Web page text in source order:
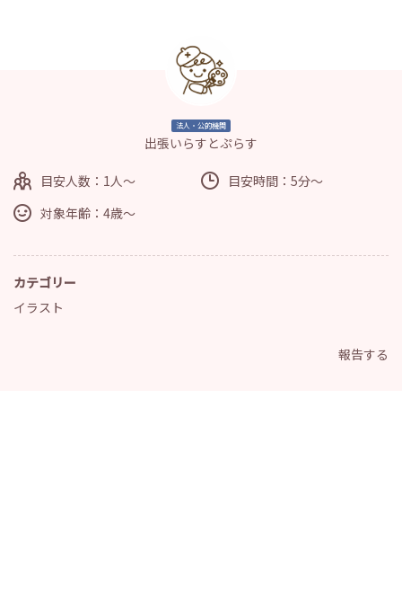
法人・公的機関
出張いらすとぷらす
目安人数：1人～
目安時間：5分～
対象年齢：4歳～
カテゴリー
イラスト
報告する